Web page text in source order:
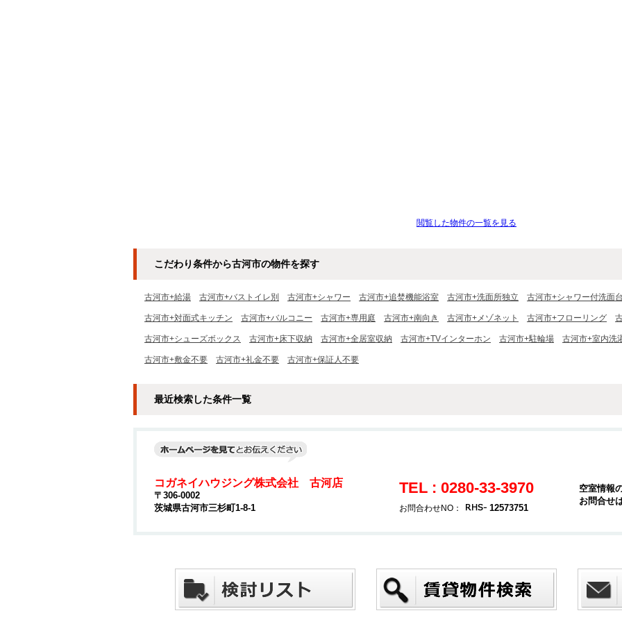
閲覧した物件の一覧を見る
こだわり条件から古河市の物件を探す
古河市+給湯 古河市+バストイレ別 古河市+シャワー 古河市+追焚機能浴室 古河市+洗面所独立 古河市+シャワー付洗面台
古河市+対面式キッチン 古河市+バルコニー 古河市+専用庭 古河市+南向き 古河市+メゾネット 古河市+フローリング
古河市+シューズボックス 古河市+床下収納 古河市+全居室収納 古河市+TVインターホン 古河市+駐輪場 古河市+室内洗
古河市+敷金不要 古河市+礼金不要 古河市+保証人不要
最近検索した条件一覧
コガネイハウジング株式会社 古河店
〒306-0002
茨城県古河市三杉町1-8-1
TEL : 0280-33-3970
お問合わせNO： 12573751
空室情報
お問合せ